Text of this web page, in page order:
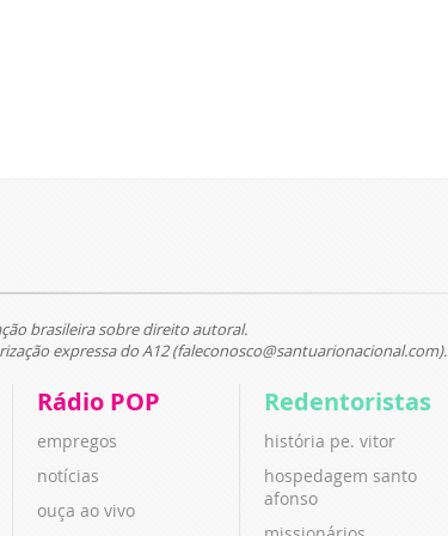
brasileira sobre direito autoral.
expressa do A12 (faleconosco@santuarionacional.com).
Rádio POP
empregos
notícias
ouça ao vivo
Redentoristas
história pe. vitor
hospedagem santo
afonso